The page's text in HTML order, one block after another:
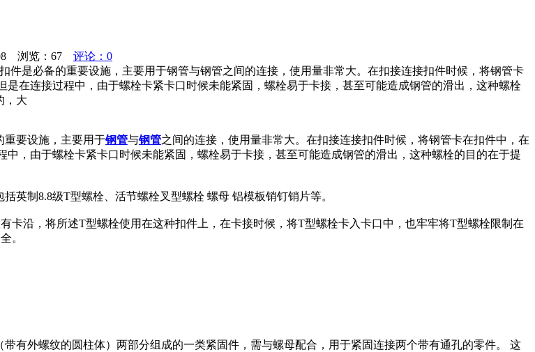
浏览： 67
评论：0
是必备的重要设施，主要用于钢管与钢管之间的连接，使用量非常大。在扣接连接扣件时候，将钢管卡
在连接过程中，由于螺栓卡紧卡口时候未能紧固，螺栓易于卡接，甚至可能造成钢管的滑出，这种螺栓
，大
重要设施，主要用于钢管与钢管之间的连接，使用量非常大。在扣接连接扣件时候，将钢管卡在扣件中，在
，由于螺栓卡紧卡口时候未能紧固，螺栓易于卡接，甚至可能造成钢管的滑出，这种螺栓的目的在于提
英制8.8级T型螺栓、活节螺栓叉型螺栓 螺母 铝模板销钉销片等。
卡沿，将所述T型螺栓使用在这种扣件上，在卡接时候，将T型螺栓卡入卡口中，也牢牢将T型螺栓限制在
。
有外螺纹的圆柱体）两部分组成的一类紧固件，需与螺母配合，用于紧固连接两个带有通孔的零件。 这